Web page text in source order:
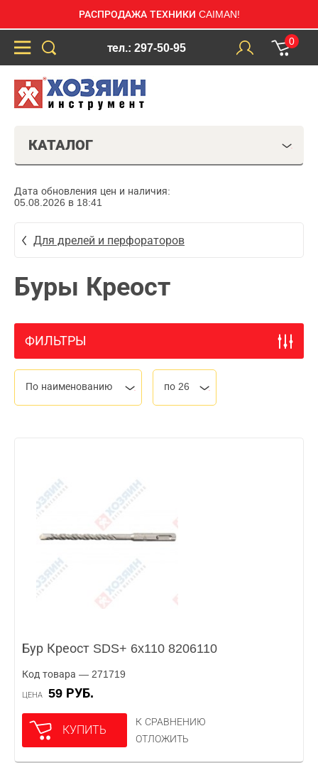
РАСПРОДАЖА ТЕХНИКИ CAIMAN!
тел.: 297-50-95
0
КАТАЛОГ
Дата обновления цен и наличия:
05.08.2026 в 18:41
Для дрелей и перфораторов
Буры Креост
ФИЛЬТРЫ
По наименованию по 26
Бур Креост SDS+ 6x110 8206110
Код товара — 271719
ЦЕНА 59 РУБ.
КУПИТЬ
К СРАВНЕНИЮ
ОТЛОЖИТЬ